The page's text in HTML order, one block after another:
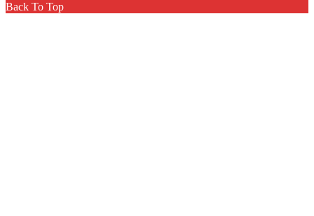
Back To Top